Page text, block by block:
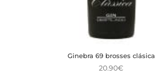
Ginebra 69 brosses clásica
20.90€